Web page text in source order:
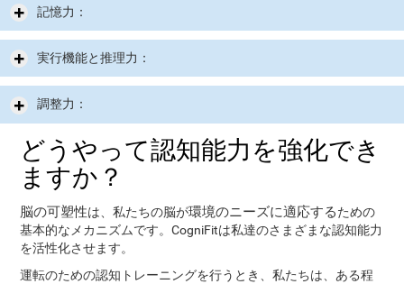
記憶力：
実行機能と推理力：
調整力：
どうやって認知能力を強化でき
ますか？
脳の可塑性は、私たちの脳が環境のニーズに適応するための
基本的なメカニズムです。CogniFitは私達のさまざまな認知能力
を活性化させます。
運転のための認知トレーニングを行うとき、私たちは、ある程